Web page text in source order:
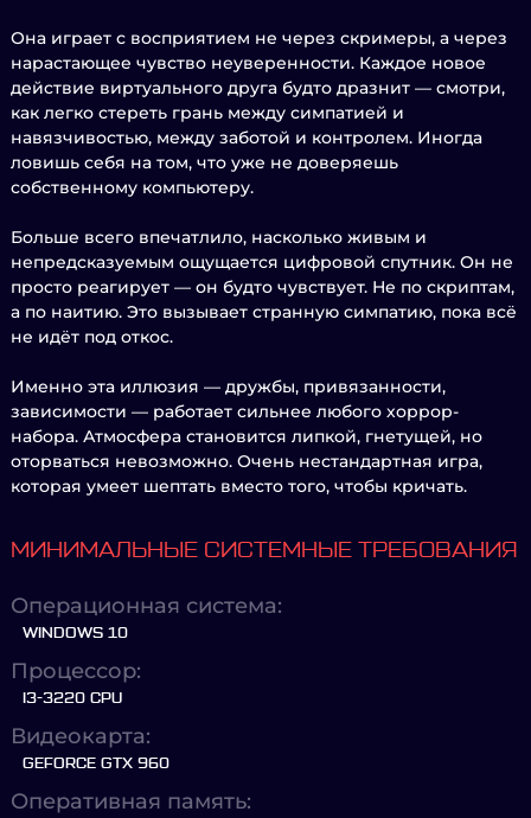
Она играет с восприятием не через скримеры, а через
нарастающее чувство неуверенности. Каждое новое
действие виртуального друга будто дразнит — смотри,
как легко стереть грань между симпатией и
навязчивостью, между заботой и контролем. Иногда
ловишь себя на том, что уже не доверяешь
собственному компьютеру.
Больше всего впечатлило, насколько живым и
непредсказуемым ощущается цифровой спутник. Он не
просто реагирует — он будто чувствует. Не по скриптам,
а по наитию. Это вызывает странную симпатию, пока всё
не идёт под откос.
Именно эта иллюзия — дружбы, привязанности,
зависимости — работает сильнее любого хоррор-
набора. Атмосфера становится липкой, гнетущей, но
оторваться невозможно. Очень нестандартная игра,
которая умеет шептать вместо того, чтобы кричать.
МИНИМАЛЬНЫЕ СИСТЕМНЫЕ ТРЕБОВАНИЯ
Операционная система:
WINDOWS 10
Процессор:
I3-3220 CPU
Видеокарта:
GEFORCE GTX 960
Оперативная память: